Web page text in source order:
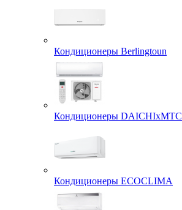
Кондиционеры Berlingtoun
Кондиционеры DAICHIxMTC
Кондиционеры ECOCLIMA